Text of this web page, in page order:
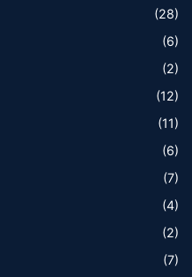
(28)
(6)
(2)
(12)
(11)
(6)
(7)
(4)
(2)
(7)